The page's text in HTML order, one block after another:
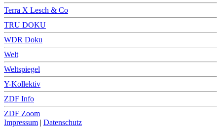
Terra X Lesch & Co
TRU DOKU
WDR Doku
Welt
Weltspiegel
Y-Kollektiv
ZDF Info
ZDF Zoom
Impressum | Datenschutz